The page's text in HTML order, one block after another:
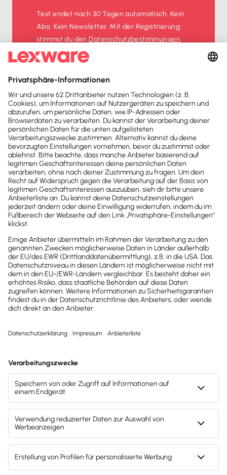
Test endet nach 30 Tagen automatisch. Kein
Abo. Kein Newsletter. Mit der Registrierung
stimmst du denDatenschutz­bestimmungen
und denAGBzu.
Sofort50%
Newsletter
Brandheiße
News direkt in
dein Postfach
wichtige News zu
Gesetzesänderungen,
hilfreiche Praxis-Tipps und
kostenlose Tools für
Unternehmen erhalten?
Dann abonniere unseren
Mach's dir leicht und gib deinem Business den
entscheidenden Push – mit unserer Software für
Buchhaltung & Lohn.